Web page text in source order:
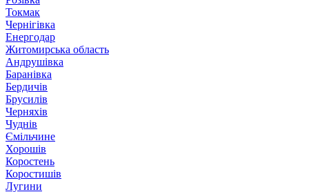
Токмак
Чернігівка
Енергодар
Житомирська область
Андрушівка
Баранівка
Бердичів
Брусилів
Черняхів
Чуднів
Ємільчине
Хорошів
Коростень
Коростишів
Лугини